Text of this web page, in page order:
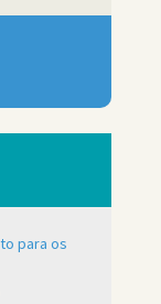
para os